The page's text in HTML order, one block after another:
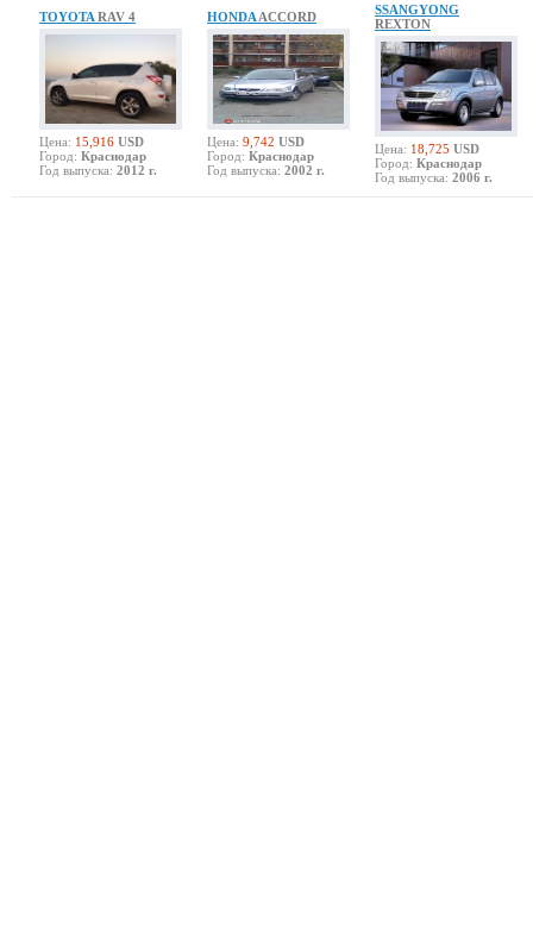
TOYOTA RAV 4
Цена: 15,916 USD
Город: Краснодар
Год выпуска: 2012 г.
HONDA ACCORD
Цена: 9,742 USD
Город: Краснодар
Год выпуска: 2002 г.
SSANGYONG
REXTON
Цена: 18,725 USD
Город: Краснодар
Год выпуска: 2006 г.